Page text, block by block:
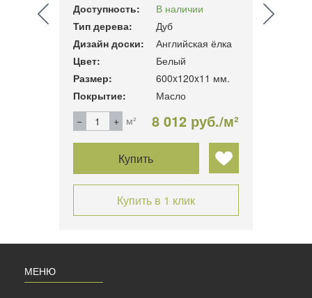
Доступность:
В наличии
Тип дерева:
Дуб
Дизайн доски:
Английская ёлка
Цвет:
Белый
Размер:
600x120x11 мм.
Покрытие:
Масло
м²
8 012 руб./м²
Купить
Купить в 1 клик
МЕНЮ